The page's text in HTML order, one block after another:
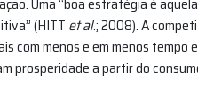
(HITT et al.; 2008). A
com menos e em menos tempo
prosperidade a partir do